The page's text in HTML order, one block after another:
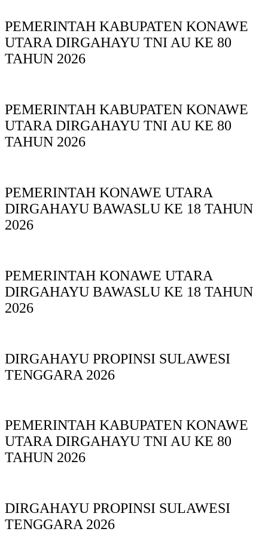
PEMERINTAH KABUPATEN KONAWE
UTARA DIRGAHAYU TNI AU KE 80
TAHUN 2026
PEMERINTAH KABUPATEN KONAWE
UTARA DIRGAHAYU TNI AU KE 80
TAHUN 2026
PEMERINTAH KONAWE UTARA
DIRGAHAYU BAWASLU KE 18 TAHUN
2026
PEMERINTAH KONAWE UTARA
DIRGAHAYU BAWASLU KE 18 TAHUN
2026
DIRGAHAYU PROPINSI SULAWESI
TENGGARA 2026
PEMERINTAH KABUPATEN KONAWE
UTARA DIRGAHAYU TNI AU KE 80
TAHUN 2026
DIRGAHAYU PROPINSI SULAWESI
TENGGARA 2026